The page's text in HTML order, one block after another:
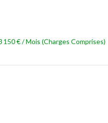
€ / Mois (Charges Comprises)